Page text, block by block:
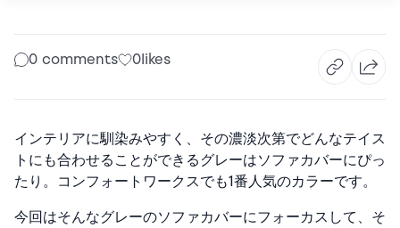
0 comments 0likes
インテリアに馴染みやすく、その濃淡次第でどんなテイス
トにも合わせることができるグレーはソファカバーにぴっ
たり。コンフォートワークスでも1番人気のカラーです。
今回はそんなグレーのソファカバーにフォーカスして、そ